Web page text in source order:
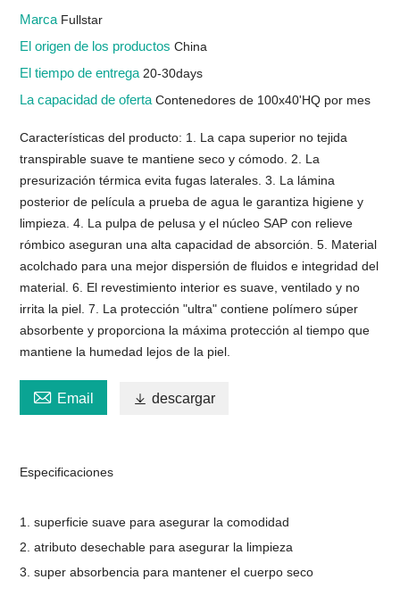
Marca Fullstar
El origen de los productosChina
El tiempo de entrega 20-30days
La capacidad de ofertaContenedores de 100x40'HQ por mes
Características del producto: 1. La capa superior no tejida
transpirable suave te mantiene seco y cómodo. 2. La
presurización térmica evita fugas laterales. 3. La lámina
posterior de película a prueba de agua le garantiza higiene y
limpieza. 4. La pulpa de pelusa y el núcleo SAP con relieve
rómbico aseguran una alta capacidad de absorción. 5. Material
acolchado para una mejor dispersión de fluidos e integridad del
material. 6. El revestimiento interior es suave, ventilado y no
irrita la piel. 7. La protección "ultra" contiene polímero súper
absorbente y proporciona la máxima protección al tiempo que
mantiene la humedad lejos de la piel.
 Email  descargar
Especificaciones
1. superficie suave para asegurar la comodidad
2. atributo desechable para asegurar la limpieza
3. super absorbencia para mantener el cuerpo seco